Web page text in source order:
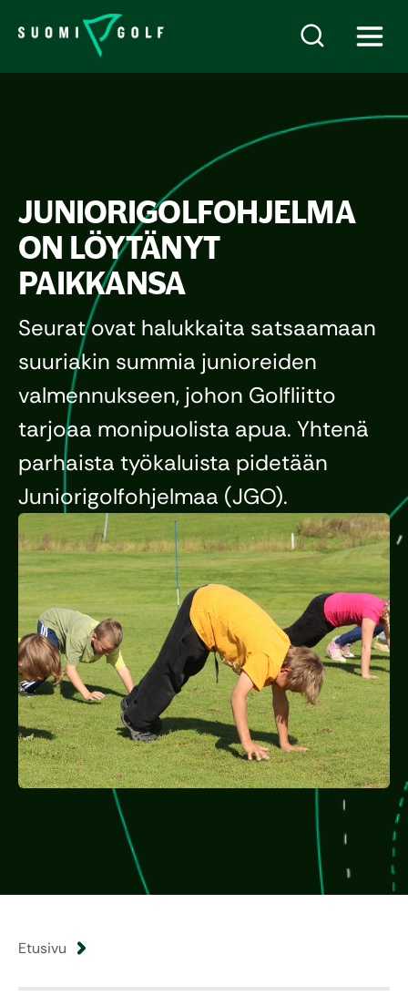
JUNIORIGOLFOHJELMA
ON LÖYTÄNYT
PAIKKANSA
Seurat ovat halukkaita satsaamaan
suuriakin summia junioreiden
valmennukseen, johon Golfliitto
tarjoaa monipuolista apua. Yhtenä
parhaista työkaluista pidetään
Juniorigolfohjelmaa (JGO).
Etusivu